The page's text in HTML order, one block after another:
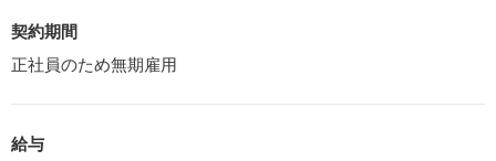
契約期間
正社員のため無期雇用
給与